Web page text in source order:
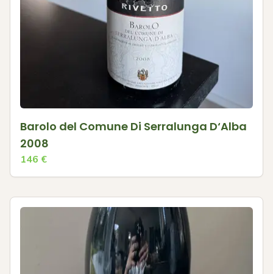
Barolo del Comune Di Serralunga D‘Alba
2008
146 €